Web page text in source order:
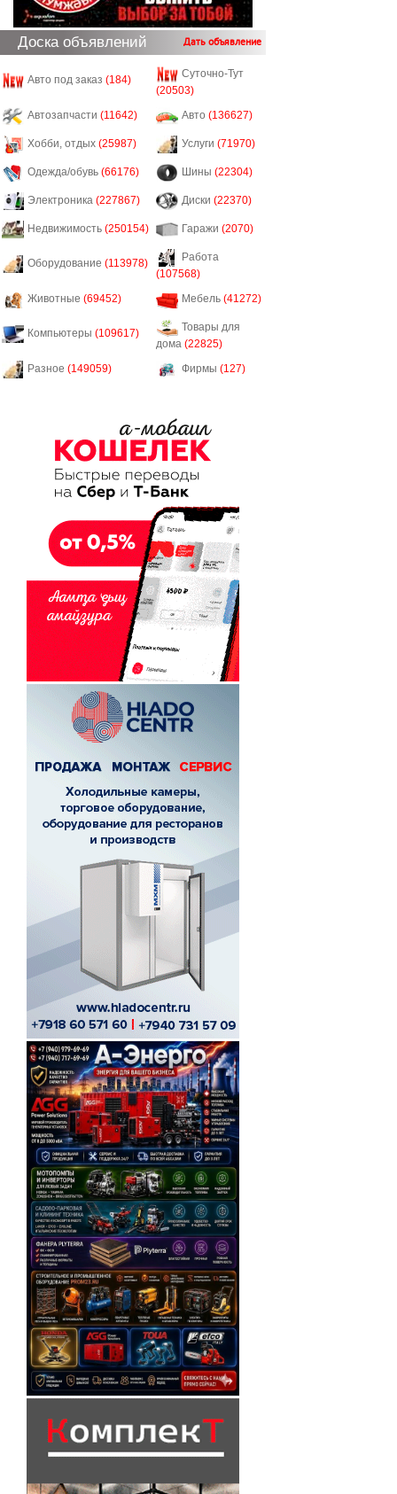
Доска объявлений Дать объявление
Авто под заказ (184)
Суточно-Тут
(20503)
Автозапчасти (11642) Авто (136627)
Хобби, отдых (25987) Услуги (71970)
Одежда/обувь (66176) Шины (22304)
Электроника (227867) Диски (22370)
Недвижимость (250154) Гаражи (2070)
Оборудование (113978)
Работа
(107568)
Животные (69452) Мебель (41272)
Компьютеры (109617)
Товары для
дома (22825)
Разное (149059) Фирмы (127)